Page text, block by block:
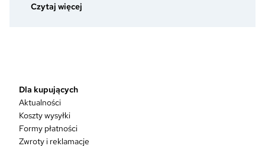
Czytaj więcej
Dla kupujących
Aktualności
Koszty wysyłki
Formy płatności
Zwroty i reklamacje